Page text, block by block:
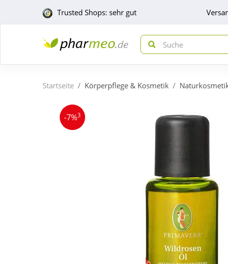
Trusted Shops: sehr gut
Startseite Körperpflege & Kosmetik
-7%3